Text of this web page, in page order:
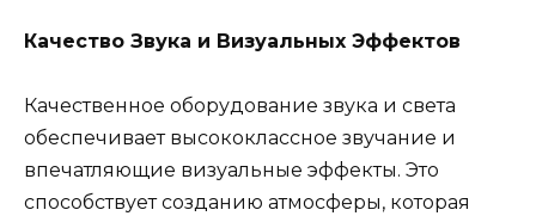
Качество Звука и Визуальных Эффектов
Качественное оборудование звука и света
обеспечивает высококлассное звучание и
впечатляющие визуальные эффекты. Это
способствует созданию атмосферы, которая